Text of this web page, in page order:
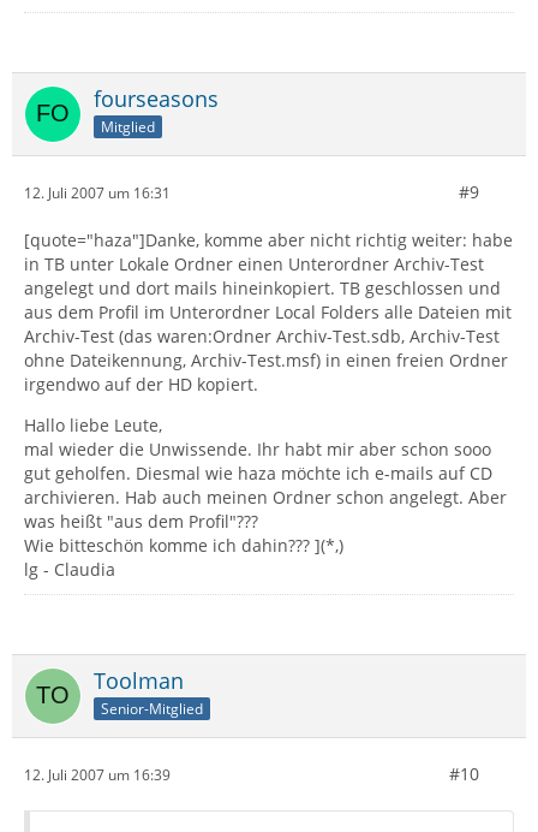
fourseasons
Mitglied
12. Juli 2007 um 16:31 #9
[quote="haza"]Danke, komme aber nicht richtig weiter: habe
in TB unter Lokale Ordner einen Unterordner Archiv-Test
angelegt und dort mails hineinkopiert. TB geschlossen und
aus dem Profil im Unterordner Local Folders alle Dateien mit
Archiv-Test (das waren:Ordner Archiv-Test.sdb, Archiv-Test
ohne Dateikennung, Archiv-Test.msf) in einen freien Ordner
irgendwo auf der HD kopiert.
Hallo liebe Leute,
mal wieder die Unwissende. Ihr habt mir aber schon sooo
gut geholfen. Diesmal wie haza möchte ich e-mails auf CD
archivieren. Hab auch meinen Ordner schon angelegt. Aber
was heißt "aus dem Profil"???
Wie bitteschön komme ich dahin??? ](*,)
lg - Claudia
Toolman
Senior-Mitglied
12. Juli 2007 um 16:39 #10